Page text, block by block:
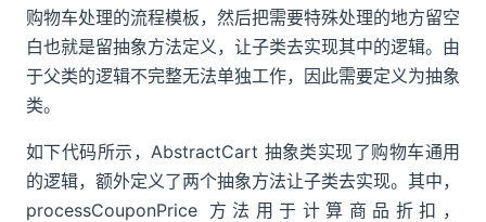
购物车处理的流程模板，然后把需要特殊处理的地方留空
白也就是留抽象方法定义，让子类去实现其中的逻辑。由
于父类的逻辑不完整无法单独工作，因此需要定义为抽象
类。
如下代码所示，AbstractCart 抽象类实现了购物车通用
的逻辑，额外定义了两个抽象方法让子类去实现。其中，
processCouponPrice 方法用于计算商品折扣，